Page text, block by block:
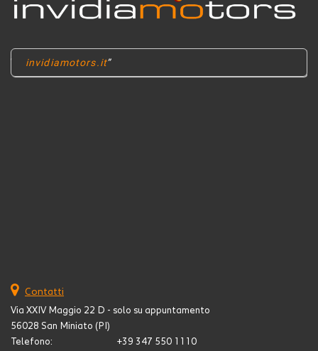
invidiamotors.it
Contatti
Via XXIV Maggio 22 D - solo su appuntamento
56028 San Miniato (PI)
Telefono:
+39 347 550 1110